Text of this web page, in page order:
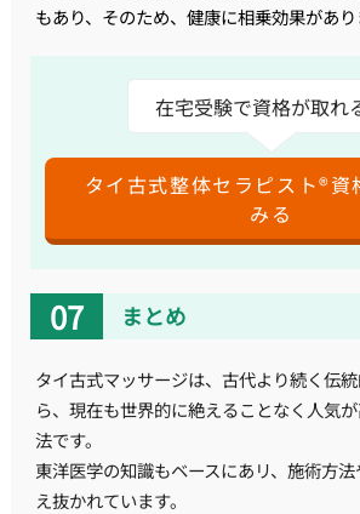
もあり、そのため、健康に相乗効果があり
在宅受験で資格が取れ
タイ古式整体セラピスト®資
みる
まとめ
タイ古式マッサージは、古代より続く伝
ら、現在も世界的に絶えることなく人気
法です。
東洋医学の知識もベースにあリ、施術方
え抜かれています。